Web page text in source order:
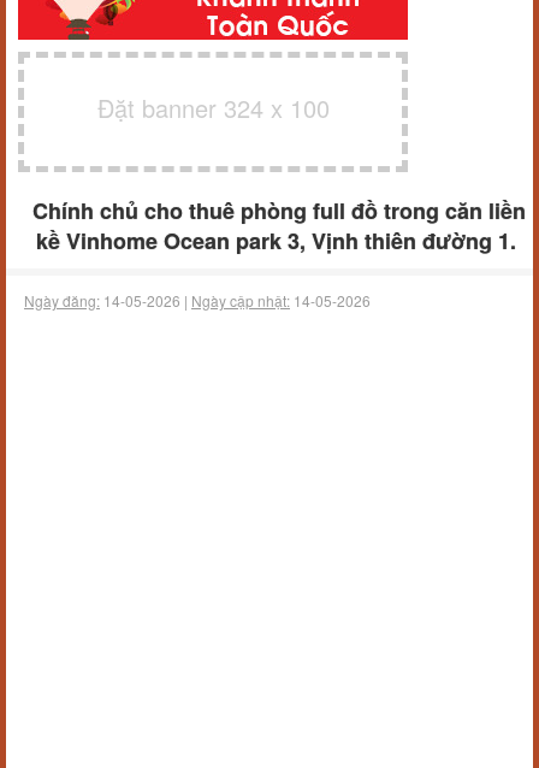
Đặt banner 324 x 100
Chính chủ cho thuê phòng full đồ trong căn liền
kề Vinhome Ocean park 3, Vịnh thiên đường 1.
Ngày đăng: 14-05-2026 | Ngày cập nhật: 14-05-2026